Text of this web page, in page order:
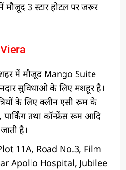
मौजूद 3 स्टार होटल पर जरूर
शहर में मौजूद Mango Suite
सुविधाओं के लिए मशहूर है।
के लिए क्लीन एसी रूम के
पार्किंग तथा कॉन्फ्रेंस रूम आदि
है।
11A, Road No.3, Film
Apollo Hospital, Jubilee